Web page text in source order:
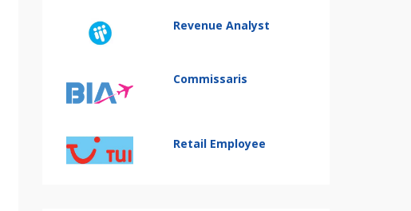
Revenue Analyst
Commissaris
Retail Employee